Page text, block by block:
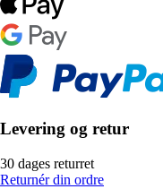
Levering og retur
30 dages returret
Returnér din ordre